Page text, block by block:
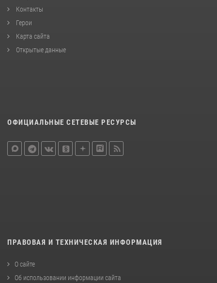
Контакты
Герои
Карта сайта
Открытые данные
ОФИЦИАЛЬНЫЕ СЕТЕВЫЕ РЕСУРСЫ
ПРАВОВАЯ И ТЕХНИЧЕСКАЯ ИНФОРМАЦИЯ
О сайте
Об использовании информации сайта